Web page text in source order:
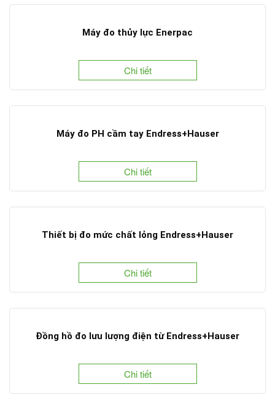
Máy đo thủy lực Enerpac
Chi tiết
Máy đo PH cầm tay Endress+Hauser
Chi tiết
Thiết bị đo mức chất lỏng Endress+Hauser
Chi tiết
Đồng hồ đo lưu lượng điện từ Endress+Hauser
Chi tiết